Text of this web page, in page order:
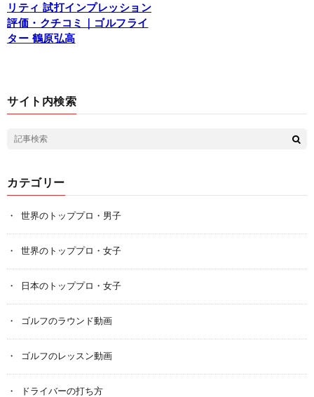
リティ 試打インプレッション
評価・クチコミ｜ゴルフライ
ター 鶴原弘高
サイト内検索
カテゴリー
世界のトッププロ・男子
世界のトッププロ・女子
日本のトッププロ・女子
ゴルフのラウンド動画
ゴルフのレッスン動画
ドライバーの打ち方